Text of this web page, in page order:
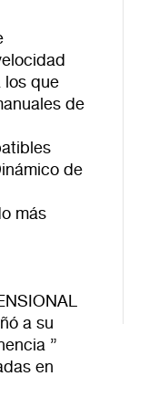
los que
de
de
más
a su
”
en